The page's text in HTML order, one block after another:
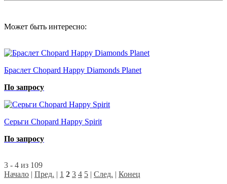
Может быть интересно:
Браслет Chopard Happy Diamonds Planet
По запросу
Серьги Chopard Happy Spirit
По запросу
3 - 4 из 109
Начало | Пред. | 1 2 3 4 5 | След. | Конец